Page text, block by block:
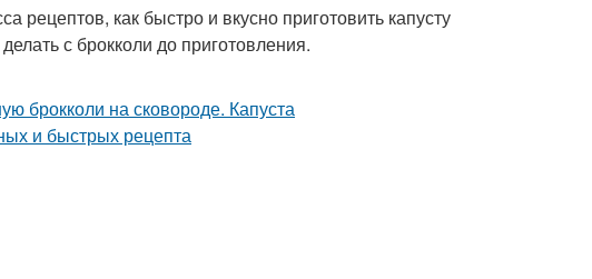
рецептов, как быстро и вкусно приготовить капусту
с брокколи до приготовления.